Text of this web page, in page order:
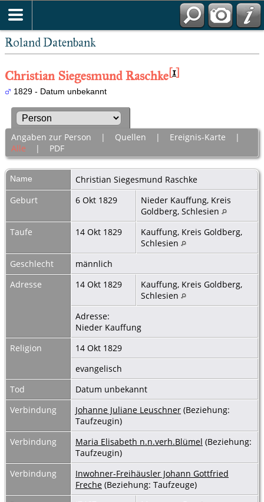
Roland Datenbank
Christian Siegesmund Raschke[1]
1829 - Datum unbekannt
Angaben zur Person | Quellen | Ereignis-Karte |
Alle | PDF
Name Christian Siegesmund Raschke
Geburt
6 Okt 1829
Nieder Kauffung, Kreis
Goldberg, Schlesien
Taufe
14 Okt 1829
Kauffung, Kreis Goldberg,
Schlesien
Geschlecht
männlich
Adresse
14 Okt 1829
Kauffung, Kreis Goldberg,
Schlesien
Adresse:
Nieder Kauffung
Religion
14 Okt 1829
evangelisch
Tod
Datum unbekannt
Verbindung
Johanne Juliane Leuschner (Beziehung:
Taufzeugin)
Verbindung
Maria Elisabeth n.n.verh.Blümel (Beziehung:
Taufzeugin)
Verbindung
Inwohner-Freihäusler Johann Gottfried
Freche (Beziehung: Taufzeuge)